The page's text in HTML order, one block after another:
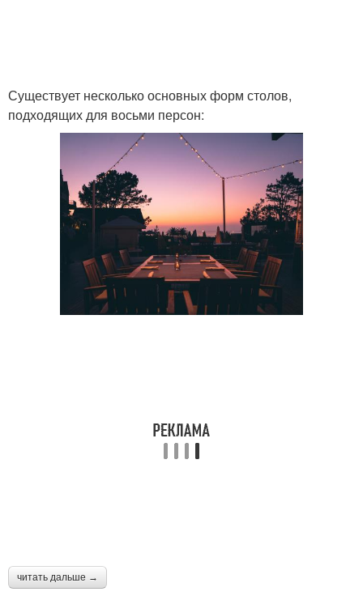
Существует несколько основных форм столов,
подходящих для восьми персон:
читать дальше →